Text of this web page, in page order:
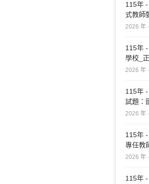
115年
式教師
2026 年
115年
學校_
2026 年
115年
試題：
2026 年
115年 -
專任教
專長
2026 年
115年